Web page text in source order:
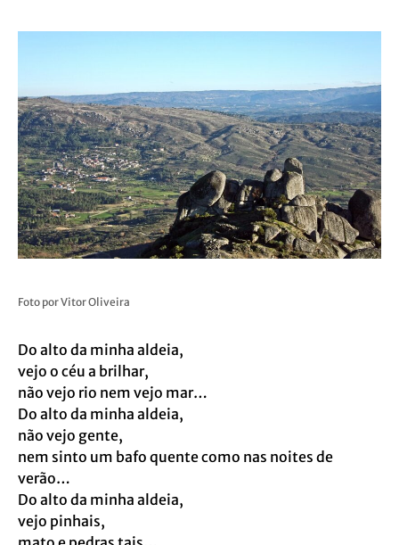
Foto por Vitor Oliveira
Do alto da minha aldeia,
vejo o céu a brilhar,
não vejo rio nem vejo mar…
Do alto da minha aldeia,
não vejo gente,
nem sinto um bafo quente como nas noites de
verão…
Do alto da minha aldeia,
vejo pinhais,